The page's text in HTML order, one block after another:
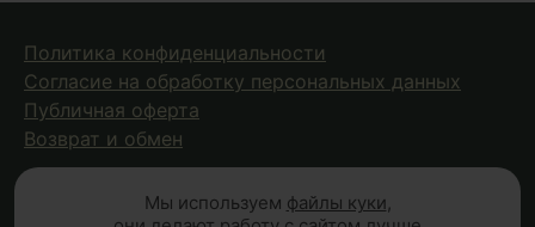
Политика конфиденциальности
Согласие на обработку персональных данных
Публичная оферта
Возврат и обмен
© 2026 Fungiline — зарегистрированная торговая марка.
Мы используем файлы куки,